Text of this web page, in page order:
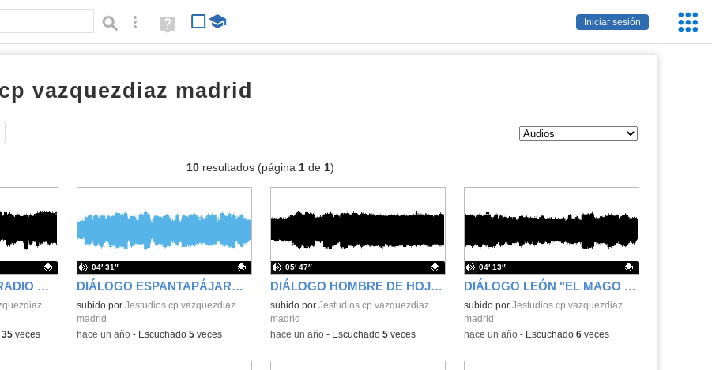
Iniciar sesión
Búsqueda avanzada
Ayuda
(en
vazquezdiaz madrid
10resultados (página 1de 1)
PROGRAMA DE LA RADIO DVD DIA DEL LIBRO 2026
35veces
DIÁLOGO ESPANTAPÁJAROS "EL MAGO DE OZ"
Contenido educativo.
subido por Jestudios cp vazquezdiaz
madrid
04′ 31″
-hace un año- Escuchado 5veces
DIÁLOGO HOMBRE DE HOJALATA "EL MAGO DE OZ"
Contenido educativo.
subido por Jestudios cp vazquezdiaz
madrid
05′ 47″
-hace un año- Escuchado 5veces
DIÁLOGO LEÓN "EL MAGO DE OZ"
Contenido educativo.
subido por Jestudios cp vazquezdiaz
madrid
04′ 13″
-hace un año- Escuchado 6veces